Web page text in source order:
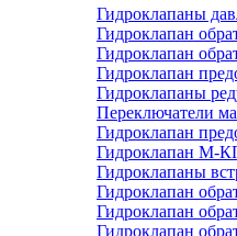
Гидроклапаны
Гидроклапан
Гидроклапан
Гидроклапан
Гидроклапаны
Переключатели
Гидроклапан
Гидроклапан М-
Гидроклапаны
Гидроклапан
Гидроклапан
Гидроклапан